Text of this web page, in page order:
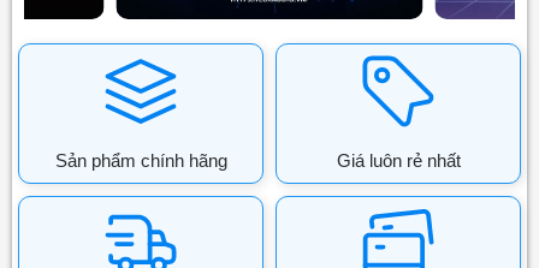
Sản phẩm chính hãng Giá luôn rẻ nhất